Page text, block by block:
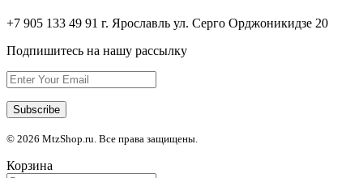
+7 905 133 49 91 г. Ярославль ул. Серго Орджоникидзе 20
Подпишитесь на нашу рассылку
© 2026 MtzShop.ru. Все права защищены.
Корзина